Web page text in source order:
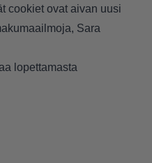
cookiet ovat aivan uusi
Sara
lopettamasta